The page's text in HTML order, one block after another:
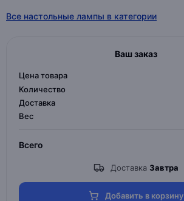
Все настольные лампы в категории
Ваш заказ
Цена товара
Количество
Доставка
Вес
Всего
Доставка Завтра
Добавить в корзину